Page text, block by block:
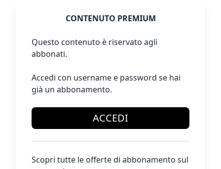
CONTENUTO PREMIUM
Questo contenuto è riservato agli
abbonati.
Accedi con username e password se hai
già un abbonamento.
ACCEDI
Scopri tutte le offerte di abbonamento sul